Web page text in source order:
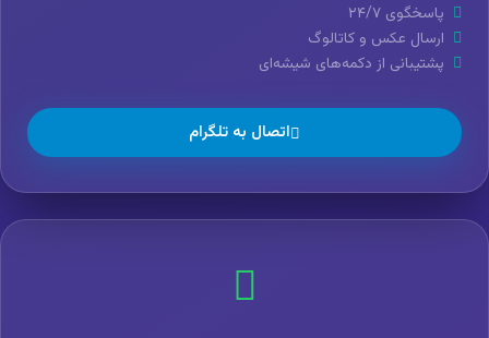
پاسخگوی ۲۴/۷
ارسال عکس و کاتالوگ
پشتیبانی از دکمه‌های شیشه‌ای
اتصال به تلگرام